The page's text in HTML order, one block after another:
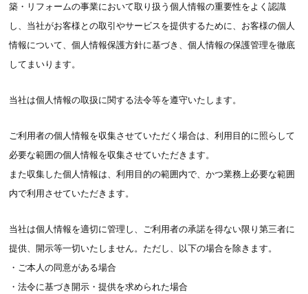
築・リフォームの事業において取り扱う個人情報の重要性をよく認識
し、当社がお客様との取引やサービスを提供するために、お客様の個人
情報について、個人情報保護方針に基づき、個人情報の保護管理を徹底
してまいります。
当社は個人情報の取扱に関する法令等を遵守いたします。
ご利用者の個人情報を収集させていただく場合は、利用目的に照らして
必要な範囲の個人情報を収集させていただきます。
また収集した個人情報は、利用目的の範囲内で、かつ業務上必要な範囲
内で利用させていただきます。
当社は個人情報を適切に管理し、ご利用者の承諾を得ない限り第三者に
提供、開示等一切いたしません。ただし、以下の場合を除きます。
・ご本人の同意がある場合
・法令に基づき開示・提供を求められた場合